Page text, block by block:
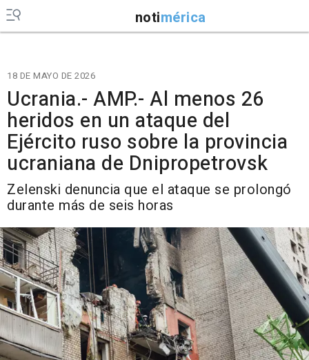
notimérica
18 DE MAYO DE 2026
Ucrania.- AMP.- Al menos 26
heridos en un ataque del
Ejército ruso sobre la provincia
ucraniana de Dnipropetrovsk
Zelenski denuncia que el ataque se prolongó
durante más de seis horas